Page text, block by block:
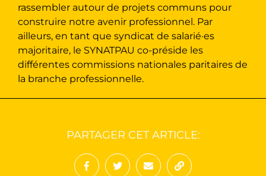
rassembler autour de projets communs pour
construire notre avenir professionnel. Par
ailleurs, en tant que syndicat de salarié·es
majoritaire, le SYNATPAU co-préside les
différentes commissions nationales paritaires de
la branche professionnelle.
PARTAGER CET ARTICLE: